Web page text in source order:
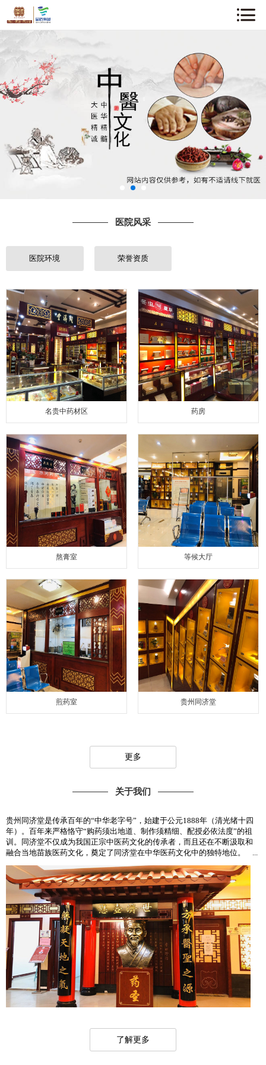
医院风采
医院环境 荣誉资质
名贵中药材区 药房
熬膏室 等候大厅
煎药室 贵州同济堂
更多
关于我们
贵州同济堂是传承百年的“中华老字号”，始建于公元1888年（清光绪十四
年）。百年来严格恪守“购药须出地道、制作须精细、配授必依法度”的祖
训。同济堂不仅成为我国正宗中医药文化的传承者，而且还在不断汲取和
融合当地苗族医药文化，奠定了同济堂在中华医药文化中的独特地位。 ...
了解更多
关于我们
中医知识
医院风采
就诊指南